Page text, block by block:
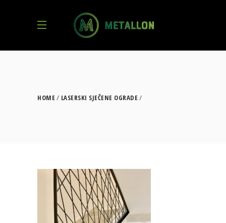
HOME LASERSKI SJEČENE OGRADE